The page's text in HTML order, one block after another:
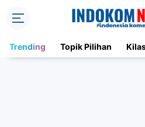
Trending Topik Pilihan